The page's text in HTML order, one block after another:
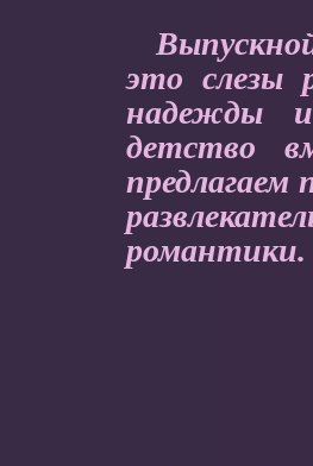
это слезы
надежды
детство
романтики.